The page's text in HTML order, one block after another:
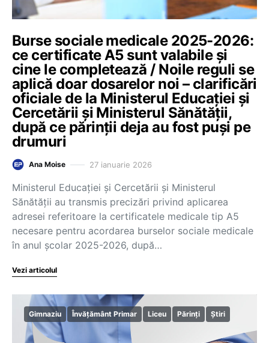
Burse sociale medicale 2025-2026:
ce certificate A5 sunt valabile și
cine le completează / Noile reguli se
aplică doar dosarelor noi – clarificări
oficiale de la Ministerul Educației și
Cercetării și Ministerul Sănătății,
după ce părinții deja au fost puși pe
drumuri
Ana Moise 27 ianuarie 2026
Ministerul Educației și Cercetării și Ministerul
Sănătății au transmis precizări privind aplicarea
adresei referitoare la certificatele medicale tip A5
necesare pentru acordarea burselor sociale medicale
în anul școlar 2025-2026, după…
Vezi articolul
Gimnaziu Învățământ Primar Liceu Părinți Știri